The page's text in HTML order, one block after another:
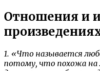
Отношения и
1. «Что называется
потому, что похожа на